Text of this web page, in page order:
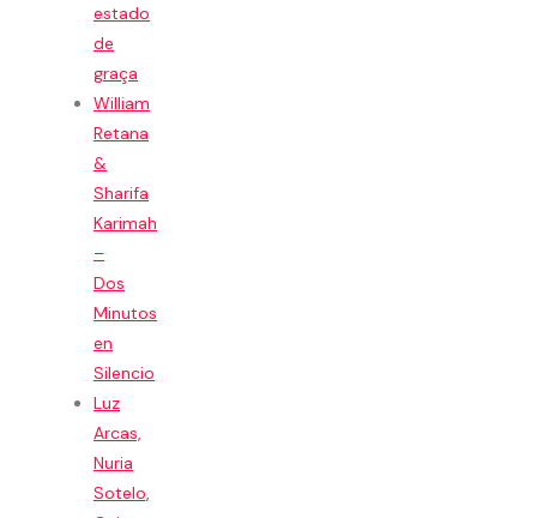
estado
de
graça
William
Retana
&
Sharifa
Karimah
–
Dos
Minutos
en
Silencio
Luz
Arcas,
Nuria
Sotelo,